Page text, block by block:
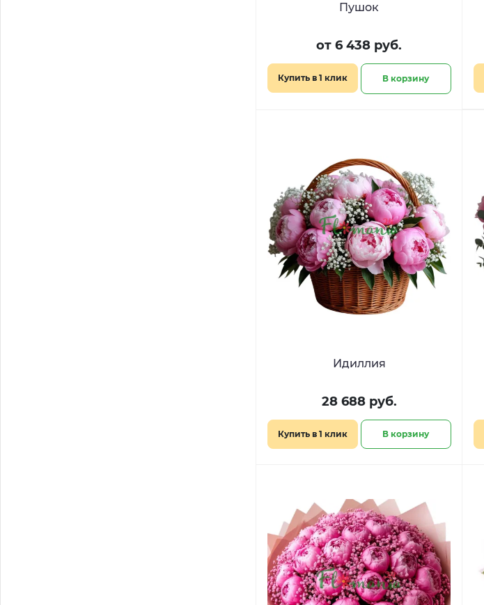
Пушок
от 6 438 руб.
Купить в 1 клик В корзину
Идиллия
28 688 руб.
Купить в 1 клик В корзину